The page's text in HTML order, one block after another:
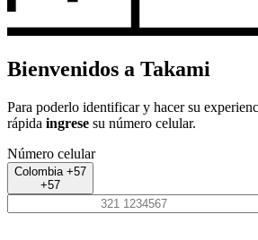
Bienvenidos a Takami
Para poderlo identificar y hacer su
rápida ingrese su número celular.
Número celular
Colombia +57
+57